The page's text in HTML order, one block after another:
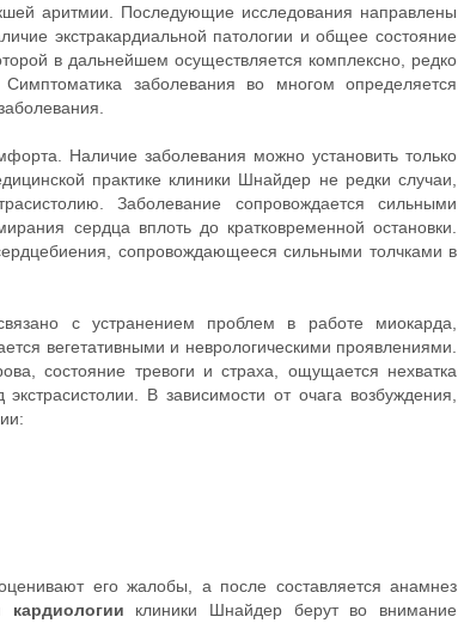
аритмии. Последующие исследования направлены
экстракардиальной патологии и общее состояние
в дальнейшем осуществляется комплексно, редко
заболевания во многом определяется
Наличие заболевания можно установить только
практике клиники Шнайдер не редки случаи,
Заболевание сопровождается сильными
сердца вплоть до кратковременной остановки.
сопровождающееся сильными толчками в
с устранением проблем в работе миокарда,
вегетативными и неврологическими проявлениями.
состояние тревоги и страха, ощущается нехватка
В зависимости от очага возбуждения,
его жалобы, а после составляется анамнез
кардиологии клиники Шнайдер берут во внимание